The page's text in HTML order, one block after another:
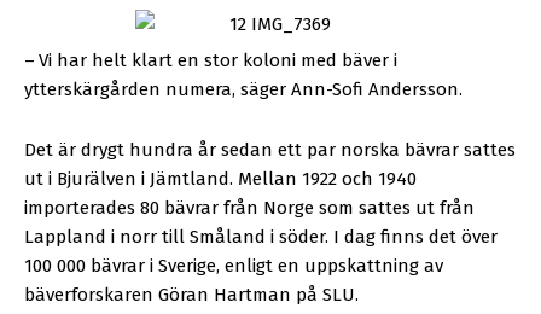
– Vi har helt klart en stor koloni med bäver i
ytterskärgården numera, säger Ann-Sofi Andersson.
Det är drygt hundra år sedan ett par norska bävrar sattes
ut i Bjurälven i Jämtland. Mellan 1922 och 1940
importerades 80 bävrar från Norge som sattes ut från
Lappland i norr till Småland i söder. I dag finns det över
100 000 bävrar i Sverige, enligt en uppskattning av
bäverforskaren Göran Hartman på SLU.